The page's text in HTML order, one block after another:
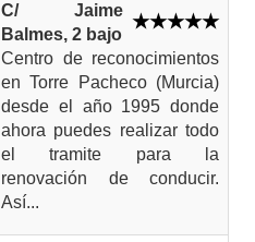
C/ Jaime
Balmes, 2 bajo
Centro de reconocimientos
en Torre Pacheco (Murcia)
desde el año 1995 donde
ahora puedes realizar todo
el tramite para la
renovación de conducir.
Así...